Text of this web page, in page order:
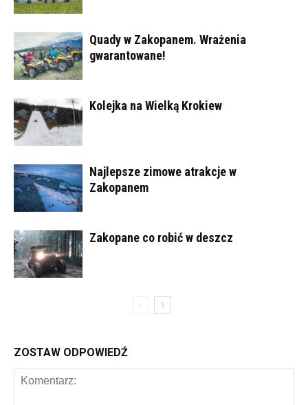
Quady w Zakopanem. Wrażenia
gwarantowane!
Kolejka na Wielką Krokiew
Najlepsze zimowe atrakcje w
Zakopanem
Zakopane co robić w deszcz
ZOSTAW ODPOWIEDŹ